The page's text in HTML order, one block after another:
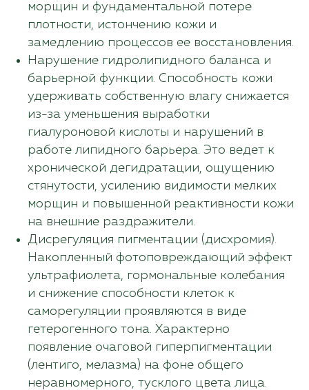
морщин и фундаментальной потере
плотности, истончению кожи и
замедлению процессов ее восстановления.
Нарушение гидролипидного баланса и
барьерной функции. Способность кожи
удерживать собственную влагу снижается
из-за уменьшения выработки
гиалуроновой кислоты и нарушений в
работе липидного барьера. Это ведет к
хронической дегидратации, ощущению
стянутости, усилению видимости мелких
морщин и повышенной реактивности кожи
на внешние раздражители.
Дисрегуляция пигментации (дисхромия).
Накопленный фотоповреждающий эффект
ультрафиолета, гормональные колебания
и снижение способности клеток к
саморегуляции проявляются в виде
гетерогенного тона. Характерно
появление очаговой гиперпигментации
(лентиго, мелазма) на фоне общего
неравномерного, тусклого цвета лица.